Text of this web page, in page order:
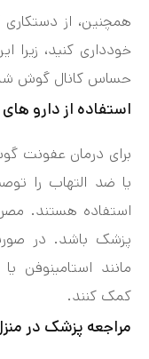
همچنین، از
خودداری کنید،
حساس کانال گوش
استفاده از دارو
برای درمان عفونت
یا ضد التهاب را
استفاده هستند.
پزشک باشد. در
مانند استامینوفن
کمک کنند.
مراجعه پزشک در